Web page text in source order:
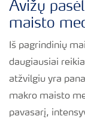
Avižų
maisto
Iš pagrindinių
daugiausiai
atžvilgiu yra
makro maisto
pavasarį,